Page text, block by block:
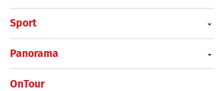
Sport
Panorama
OnTour